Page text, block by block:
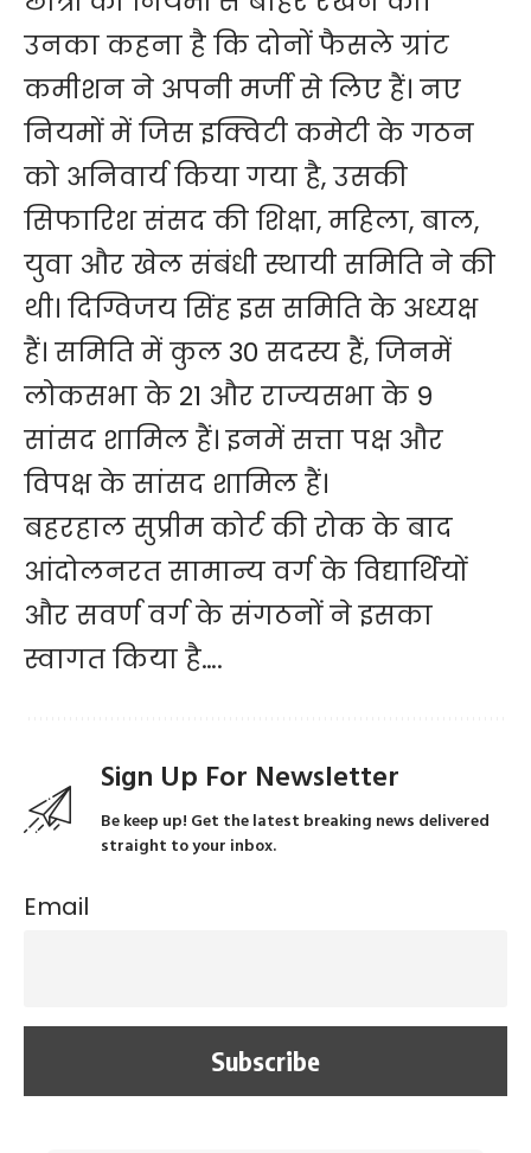
उनका कहना है कि दोनों फैसले ग्रांट
कमीशन ने अपनी मर्जी से लिए हैं। नए
नियमों में जिस इक्विटी कमेटी के गठन
को अनिवार्य किया गया है, उसकी
सिफारिश संसद की शिक्षा, महिला, बाल,
युवा और खेल संबंधी स्थायी समिति ने की
थी। दिग्विजय सिंह इस समिति के अध्यक्ष
हैं। समिति में कुल 30 सदस्य हैं, जिनमें
लोकसभा के 21 और राज्यसभा के 9
सांसद शामिल हैं। इनमें सत्ता पक्ष और
विपक्ष के सांसद शामिल हैं।
बहरहाल सुप्रीम कोर्ट की रोक के बाद
आंदोलनरत सामान्य वर्ग के विद्यार्थियों
और सवर्ण वर्ग के संगठनों ने इसका
स्वागत किया है….
Sign Up For Newsletter
Be keep up! Get the latest breaking news delivered
straight to your inbox.
Email